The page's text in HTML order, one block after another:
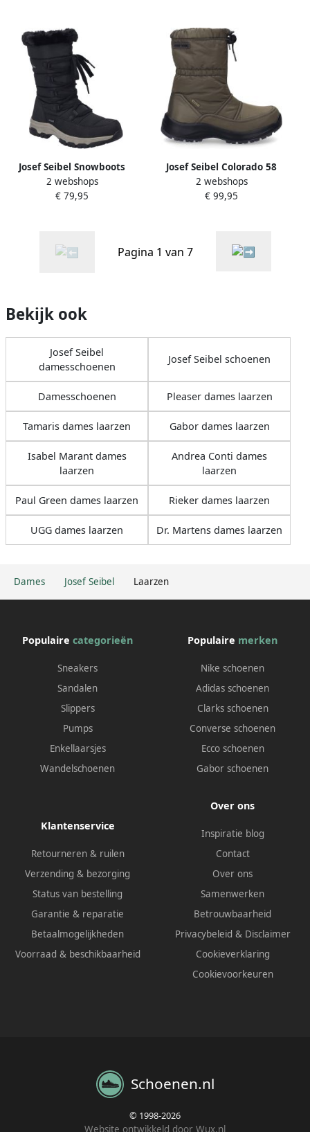
Dames Josef Seibel Laarzen
Josef Seibel Snowboots
Davos 51 Winterlaarzen
laarzen in TEX-uitvoering
2 webshops
€ 79,95
Josef Seibel Colorado 58
Stiefel für Damen Grau
2 webshops
€ 99,95
Pagina 1 van 7
Bekijk ook
Josef Seibel
damesschoenen
Josef Seibel schoenen
Damesschoenen Pleaser dames laarzen
Tamaris dames laarzen Gabor dames laarzen
Isabel Marant dames
laarzen
Andrea Conti dames
laarzen
Paul Green dames laarzen Rieker dames laarzen
UGG dames laarzen Dr. Martens dames laarzen
Populaire categorieën
Sneakers
Sandalen
Slippers
Pumps
Enkellaarsjes
Wandelschoenen
Populaire merken
Nike schoenen
Adidas schoenen
Clarks schoenen
Converse schoenen
Ecco schoenen
Gabor schoenen
Klantenservice
Retourneren & ruilen
Verzending & bezorging
Status van bestelling
Garantie & reparatie
Betaalmogelijkheden
Voorraad & beschikbaarheid
Over ons
Inspiratie blog
Contact
Over ons
Samenwerken
Betrouwbaarheid
Privacybeleid & Disclaimer
Cookieverklaring
Cookievoorkeuren
Schoenen.nl
© 1998-2026
Website ontwikkeld door Wux.nl